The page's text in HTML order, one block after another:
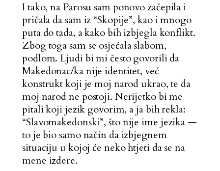
I tako, na Parosu sam ponovo začepila i
pričala da sam iz “Skopije”, kao i mnogo
puta do tada, a kako bih izbjegla konflikt.
Zbog toga sam se osjećala slabom,
podlom. Ljudi bi mi često govorili da
Makedonac/ka nije identitet, već
konstrukt koji je moj narod ukrao, te da
moj narod ne postoji. Nerijetko bi me
pitali koji jezik govorim, a ja bih rekla:
“Slavomakedonski”, što nije ime jezika —
to je bio samo način da izbjegnem
situaciju u kojoj će neko htjeti da se na
mene izdere.